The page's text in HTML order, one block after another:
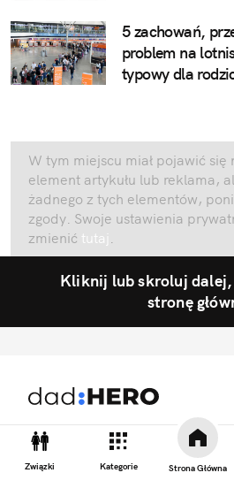
Związki Kategorie Strona Główna
5 zachowań,
problem na
typowy dla
W tym miejscu miał pojawić
element artykułu lub reklama,
żadnego z tych elementów,
zgody. Swoje ustawienia
zmienić tutaj
Kliknij lub skroluj
stronę
Fajnie być tatą